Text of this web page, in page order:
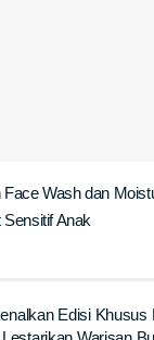
Anak
Edisi Khusus